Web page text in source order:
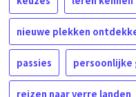
nieuwe plekken
passies persoonlijke
reizen naar verre landen